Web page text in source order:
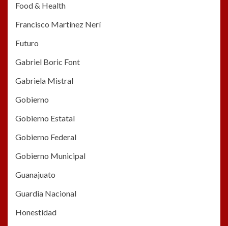
Food & Health
Francisco Martínez Nerí
Futuro
Gabriel Boric Font
Gabriela Mistral
Gobierno
Gobierno Estatal
Gobierno Federal
Gobierno Municipal
Guanajuato
Guardia Nacional
Honestidad